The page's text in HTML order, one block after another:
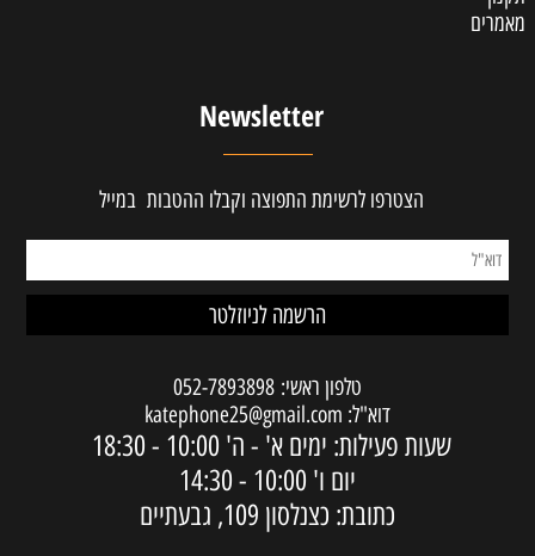
מאמרים
Newsletter
הצטרפו לרשימת התפוצה וקבלו ההטבות במייל
טלפון ראשי: 052-7893898
דוא"ל: katephone25@gmail.com
שעות פעילות: ימים א' - ה' 10:00 - 18:30
יום ו' 10:00 - 14:30
כתובת: כצנלסון 109, גבעתיים